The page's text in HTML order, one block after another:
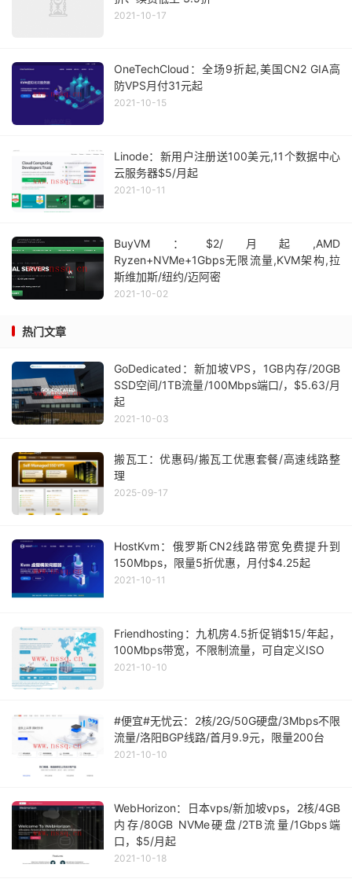
2021-10-17
OneTechCloud：全场9折起,美国CN2 GIA高
防VPS月付31元起
2021-10-15
Linode：新用户注册送100美元,11个数据中心
云服务器$5/月起
2021-10-11
BuyVM：$2/月起,AMD
Ryzen+NVMe+1Gbps无限流量,KVM架构,拉
斯维加斯/纽约/迈阿密
2021-10-02
热门文章
GoDedicated：新加坡VPS，1GB内存/20GB
SSD空间/1TB流量/100Mbps端口/，$5.63/月
起
2021-10-03
搬瓦工：优惠码/搬瓦工优惠套餐/高速线路整
理
2025-09-17
HostKvm：俄罗斯CN2线路带宽免费提升到
150Mbps，限量5折优惠，月付$4.25起
2021-10-11
Friendhosting：九机房4.5折促销$15/年起，
100Mbps带宽，不限制流量，可自定义ISO
2021-10-10
#便宜#无忧云：2核/2G/50G硬盘/3Mbps不限
流量/洛阳BGP线路/首月9.9元，限量200台
2021-10-10
WebHorizon：日本vps/新加坡vps，2核/4GB
内存/80GB NVMe硬盘/2TB流量/1Gbps端
口，$5/月起
2021-10-18